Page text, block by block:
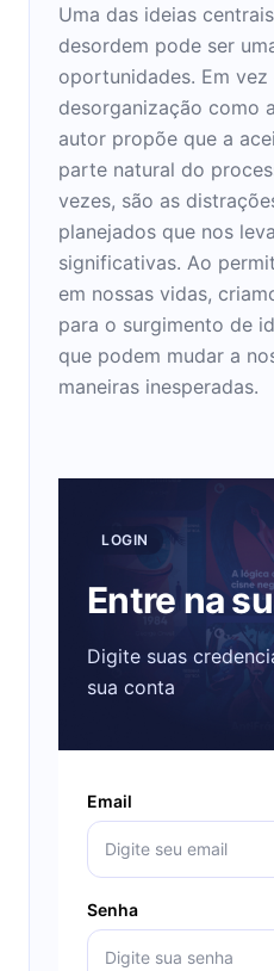
Uma das ideias
desordem pode ser
oportunidades. Em vez
desorganização como
autor propõe que a
parte natural do
vezes, são as
planejados que nos
significativas. Ao
em nossas vidas,
para o surgimento de
que podem mudar a
maneiras inesperadas.
LOGIN
Entre na
Digite suas
sua conta
Email
Senha